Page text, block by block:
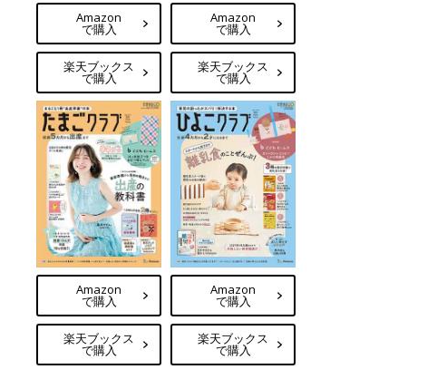
Amazon
で購入
楽天ブックス
で購入
Amazon
で購入
楽天ブックス
で購入
Amazon
で購入
楽天ブックス
で購入
Amazon
で購入
楽天ブックス
で購入